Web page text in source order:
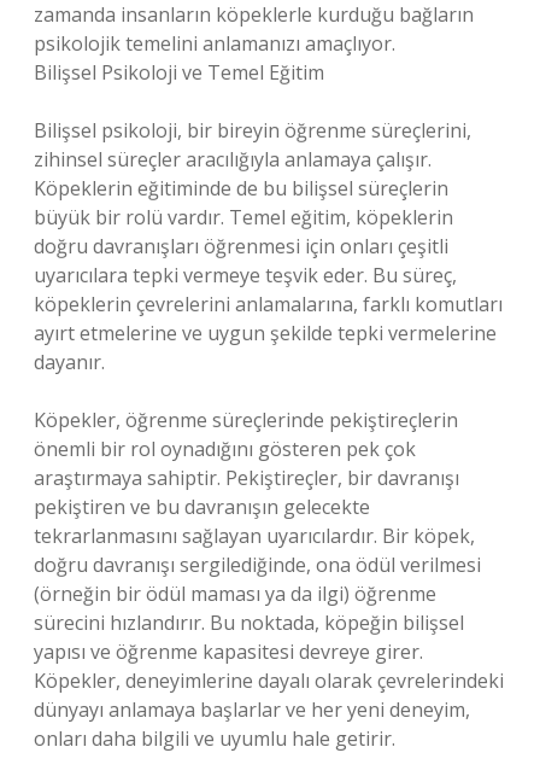
zamanda insanların köpeklerle kurduğu bağların
psikolojik temelini anlamanızı amaçlıyor.
Bilişsel Psikoloji ve Temel Eğitim
Bilişsel psikoloji, bir bireyin öğrenme süreçlerini,
zihinsel süreçler aracılığıyla anlamaya çalışır.
Köpeklerin eğitiminde de bu bilişsel süreçlerin
büyük bir rolü vardır. Temel eğitim, köpeklerin
doğru davranışları öğrenmesi için onları çeşitli
uyarıcılara tepki vermeye teşvik eder. Bu süreç,
köpeklerin çevrelerini anlamalarına, farklı komutları
ayırt etmelerine ve uygun şekilde tepki vermelerine
dayanır.
Köpekler, öğrenme süreçlerinde pekiştireçlerin
önemli bir rol oynadığını gösteren pek çok
araştırmaya sahiptir. Pekiştireçler, bir davranışı
pekiştiren ve bu davranışın gelecekte
tekrarlanmasını sağlayan uyarıcılardır. Bir köpek,
doğru davranışı sergilediğinde, ona ödül verilmesi
(örneğin bir ödül maması ya da ilgi) öğrenme
sürecini hızlandırır. Bu noktada, köpeğin bilişsel
yapısı ve öğrenme kapasitesi devreye girer.
Köpekler, deneyimlerine dayalı olarak çevrelerindeki
dünyayı anlamaya başlarlar ve her yeni deneyim,
onları daha bilgili ve uyumlu hale getirir.